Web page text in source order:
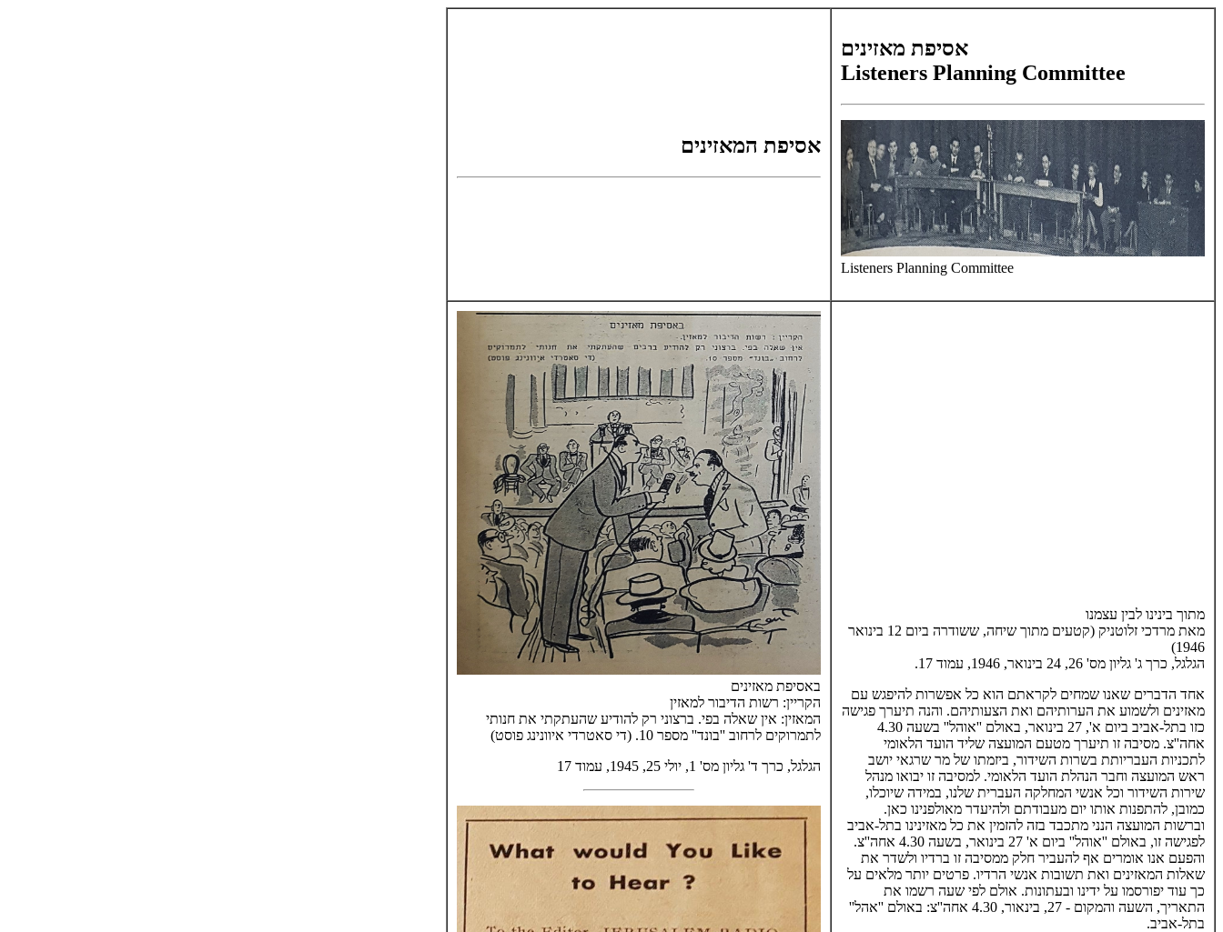
אסיפת מאזינים
Listeners Planning Committee
Listeners Planning Committee
אסיפת המאזינים
מתוך בינינו לבין עצמנו
מאת מרדכי זלוטניק (קטעים מתוך שיחה, ששודרה ביום 12 בינואר
1946)
הגלגל, כרך ג' גליון מס' 26, 24 בינואר, 1946, עמוד 17.
אחד הדברים שאנו שמחים לקראתם הוא כל אפשרות להיפגש עם
מאזינים ולשמוע את הערותיהם ואת הצעותיהם. והנה תיערך פגישה
כזו בתל-אביב ביום א', 27 בינואר, באולם ''אוהל'' בשעה 4.30
אחה''צ. מסיבה זו תיערך מטעם המועצה שליד הועד הלאומי
לתכניות העבריותת בשרות השידור, ביזמתו של מר שרגאי יושב
ראש המועצה וחבר הנהלת הועד הלאומי. למסיבה זו יבואו מנהל
שירות השידור וכל אנשי המחלקה העברית שלנו, במידה שיוכלו,
כמובן, להתפנות אותו יום מעבודתם ולהיעדר מאולפנינו כאן.
וברשות המועצה הנני מתכבד בזה להזמין את כל מאזינינו בתל-אביב
לפגישה זו, באולם ''אוהל'' ביום א' 27 בינואר, בשעה 4.30 אחה''צ.
והפעם אנו אומרים אף להעביר חלק ממסיבה זו ברדיו ולשדר את
שאלות המאזינים ואת תשובות אנשי הרדיו. פרטים יותר מלאים על
כך עוד יפורסמו על ידינו ובעתונות. אולם לפי שעה רשמו את
התאריך, השעה והמקום - 27, בינאור, 4.30 אחה''צ: באולם ''אהל''
בתל-אביב.
באסיפת מאזינים
הקריין: רשות הדיבור למאזין
המאזין: אין שאלה בפי. ברצוני רק להודיע שהעתקתי את חנותי
לתמרוקים לרחוב ''בונד'' מספר 10. (די סאטרדי איוונינג פוסט)
הגלגל, כרך ד' גליון מס' 1, יולי 25, 1945, עמוד 17